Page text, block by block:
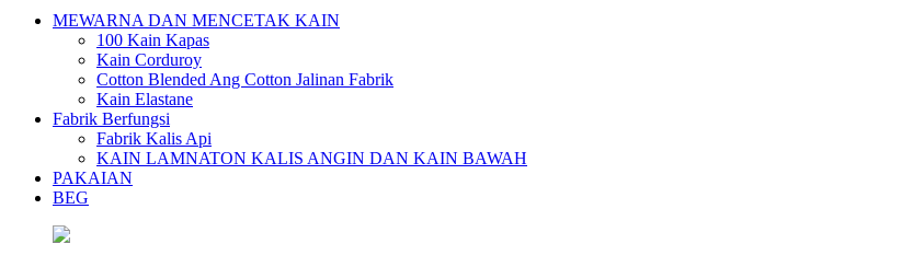
MEWARNA DAN MENCETAK KAIN
100 Kain Kapas
Kain Corduroy
Cotton Blended Ang Cotton Jalinan Fabrik
Kain Elastane
Fabrik Berfungsi
Fabrik Kalis Api
KAIN LAMNATON KALIS ANGIN DAN KAIN BAWAH
PAKAIAN
BEG